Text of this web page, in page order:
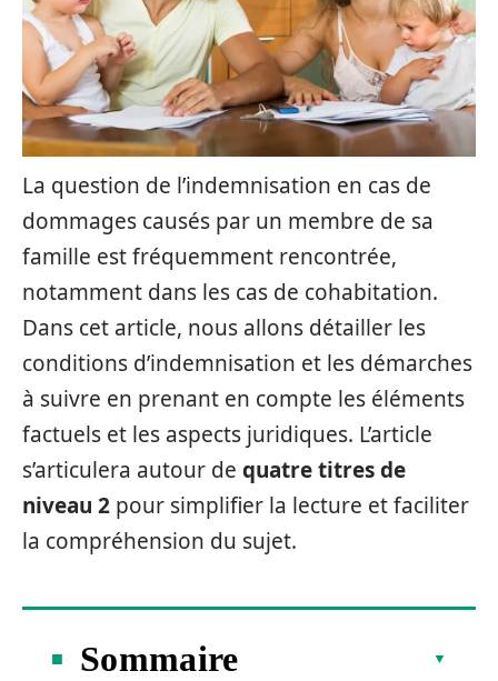
La question de l’indemnisation en cas de
dommages causés par un membre de sa
famille est fréquemment rencontrée,
notamment dans les cas de cohabitation.
Dans cet article, nous allons détailler les
conditions d’indemnisation et les démarches
à suivre en prenant en compte les éléments
factuels et les aspects juridiques. L’article
s’articulera autour de quatre titres de
niveau 2 pour simplifier la lecture et faciliter
la compréhension du sujet.
Sommaire